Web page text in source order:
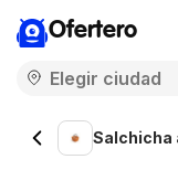
Ofertero
Salchicha